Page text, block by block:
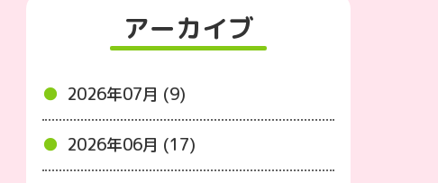
アーカイブ
2026年07月 (9)
2026年06月 (17)